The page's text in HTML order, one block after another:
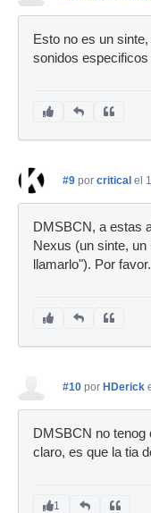
Esto no es un
sonidos
#9 por critical el
DMSBCN, a estas
Nexus (un sinte, un
llamarlo"). Por favor.
#10 por HDerick
DMSBCN no tenog
claro, es que la tia
1